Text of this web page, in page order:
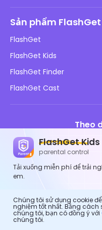
FlashGet Kids
parental control
Tải xuống miễn phí để trải
em.
Chính sách DMCA
Chính sách bảo mật
Chính sách Quảng cáo
Không bán thông tin của
Blog
An toàn Online cho trẻ em
Tải xuống
Sản phẩm FlashGet
FlashGet
FlashGet Kids
FlashGet Finder
FlashGet Cast
Theo
© 2026 Hong Kong
Chúng tôi sử dụng cookie
nghiệm tốt nhất. Bằng cách
chúng tôi, bạn có đồng ý với
chúng tôi.